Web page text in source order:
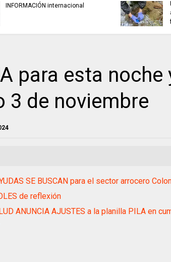
INFORMACIÓN internacional
para esta noche
3 de noviembre
SE BUSCAN para el sector arrocero
de reflexión
ANUNCIA AJUSTES a la planilla PILA en